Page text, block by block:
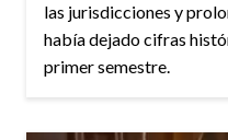
las jurisdicciones y
había dejado cifras
primer semestre.